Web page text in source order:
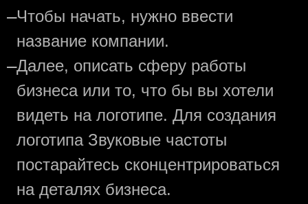
—Чтобы начать, нужно ввести
название компании.
—Далее, описать сферу работы
бизнеса или то, что бы вы хотели
видеть на логотипе. Для создания
логотипа Звуковые частоты
постарайтесь сконцентрироваться
на деталях бизнеса.